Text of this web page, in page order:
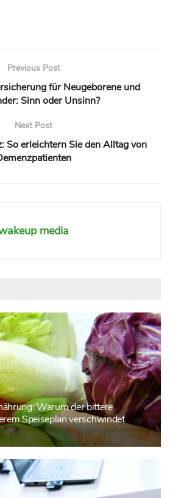
Previous Post
für Neugeborene und
Sinn oder Unsinn?
Next Post
So erleichtern Sie den Alltag von
media
Warum der bittere
Speiseplan verschwindet